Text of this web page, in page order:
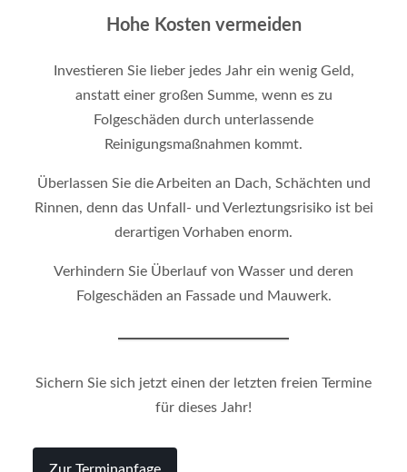
Hohe Kosten vermeiden
Investieren Sie lieber jedes Jahr ein wenig Geld,
anstatt einer großen Summe, wenn es zu
Folgeschäden durch unterlassende
Reinigungsmaßnahmen kommt.
Überlassen Sie die Arbeiten an Dach, Schächten und
Rinnen, denn das Unfall- und Verleztungsrisiko ist bei
derartigen Vorhaben enorm.
Verhindern Sie Überlauf von Wasser und deren
Folgeschäden an Fassade und Mauwerk.
Sichern Sie sich jetzt einen der letzten freien Termine
für dieses Jahr!
Zur Terminanfage